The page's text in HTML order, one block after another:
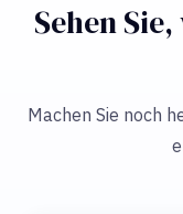
Sehen
Machen Sie noch